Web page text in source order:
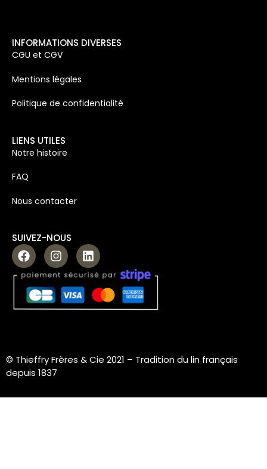
INFORMATIONS DIVERSES
CGU et CGV
Mentions légales
Politique de confidentialité
LIENS UTILES
Notre histoire
FAQ
Nous contacter
SUIVEZ-NOUS
© Thieffry Frères & Cie 2021 – Tradition du lin français
depuis 1837